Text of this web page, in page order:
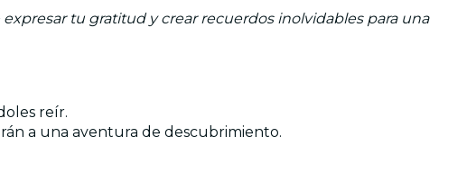
tu gratitud y crear recuerdos inolvidables para una
reír.
a una aventura de descubrimiento.